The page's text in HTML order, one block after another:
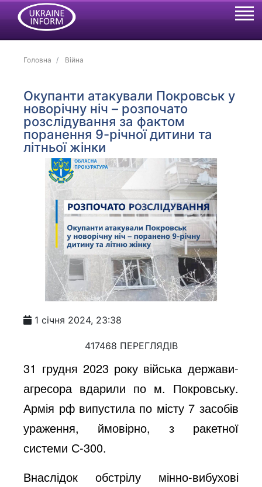
Головна Війна
Окупанти атакували Покровськ у
новорічну ніч – розпочато
розслідування за фактом
поранення 9-річної дитини та
літньої жінки
1 січня 2024, 23:38
417468 ПЕРЕГЛЯДІВ
31 грудня 2023 року війська держави-
агресора вдарили по м. Покровську.
Армія рф випустила по місту 7 засобів
ураження, ймовірно, з ракетної
системи С-300.
Внаслідок обстрілу мінно-вибухові